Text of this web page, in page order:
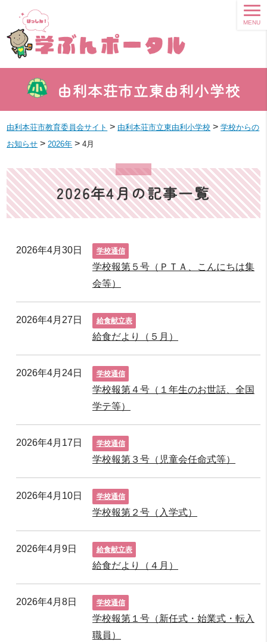
由利本荘市立東由利小学校
MENU
由利本荘市教育委員会サイト > 由利本荘市立東由利小学校 >学校からの
お知らせ > 2026年 >4月
2026年4月の記事一覧
2026年4月30日 学校通信
学校報第５号（ＰＴＡ、こんにちは集
会等）
2026年4月27日 給食献立表
給食だより（５月）
2026年4月24日 学校通信
学校報第４号（１年生のお世話、全国
学テ等）
2026年4月17日 学校通信
学校報第３号（児童会任命式等）
2026年4月10日 学校通信
学校報第２号（入学式）
2026年4月9日 給食献立表
給食だより（４月）
2026年4月8日 学校通信
学校報第１号（新任式・始業式・転入
職員）